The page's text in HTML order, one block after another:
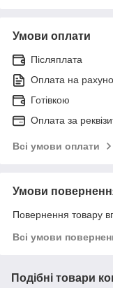
Умови оплати
Післяплата
Оплата на
Готівкою
Оплата за
Всі умови оплати
Умови
Повернення товару
Всі умови
Подібні товари